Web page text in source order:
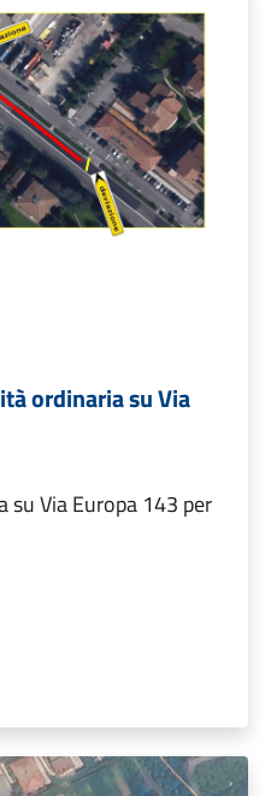
ordinaria su Via
su Via Europa 143 per